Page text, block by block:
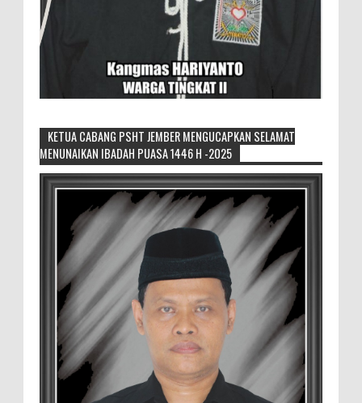
Generasi Kedua Pertahankan Grup
Keroncong Agar Tetap Eksis
Grup Keroncong Setia Kawan dari Jember,
ikut memeriahkan panggung JFC
Exhibition di Alun-Alun Jember beberapa waktu lalu.
MEMOPOS.co.id, Jem...
Duta GenRe Blora 2026 Siap Untuk
Menjadi Agen Perubahan
BLORA — Rizky Akbar Putra Basyari dari
PIK-R Gemilang SMA Negeri 1 Blora dan
Salsabila Hidayatul Kamilah dari PIK-R Tunas Cahaya
Kecamatan B...
KETUA CABANG PSHT JEMBER MENGUCAPKAN SELAMAT
MENUNAIKAN IBADAH PUASA 1446 H -2025